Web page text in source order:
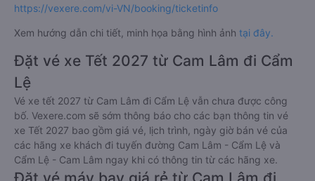
https://vexere.com/vi-VN/booking/ticketinfo
Xem hướng dẫn chi tiết, minh họa bằng hình ảnh tại đây.
Đặt vé xe Tết 2027 từ Cam Lâm đi Cẩm
Lệ
Vé xe tết 2027 từ Cam Lâm đi Cẩm Lệ vẫn chưa được công
bố. Vexere.com sẽ sớm thông báo cho các bạn thông tin vé
xe Tết 2027 bao gồm giá vé, lịch trình, ngày giờ bán vé của
các hãng xe khách đi tuyến đường Cam Lâm - Cẩm Lệ và
Cẩm Lệ - Cam Lâm ngay khi có thông tin từ các hãng xe.